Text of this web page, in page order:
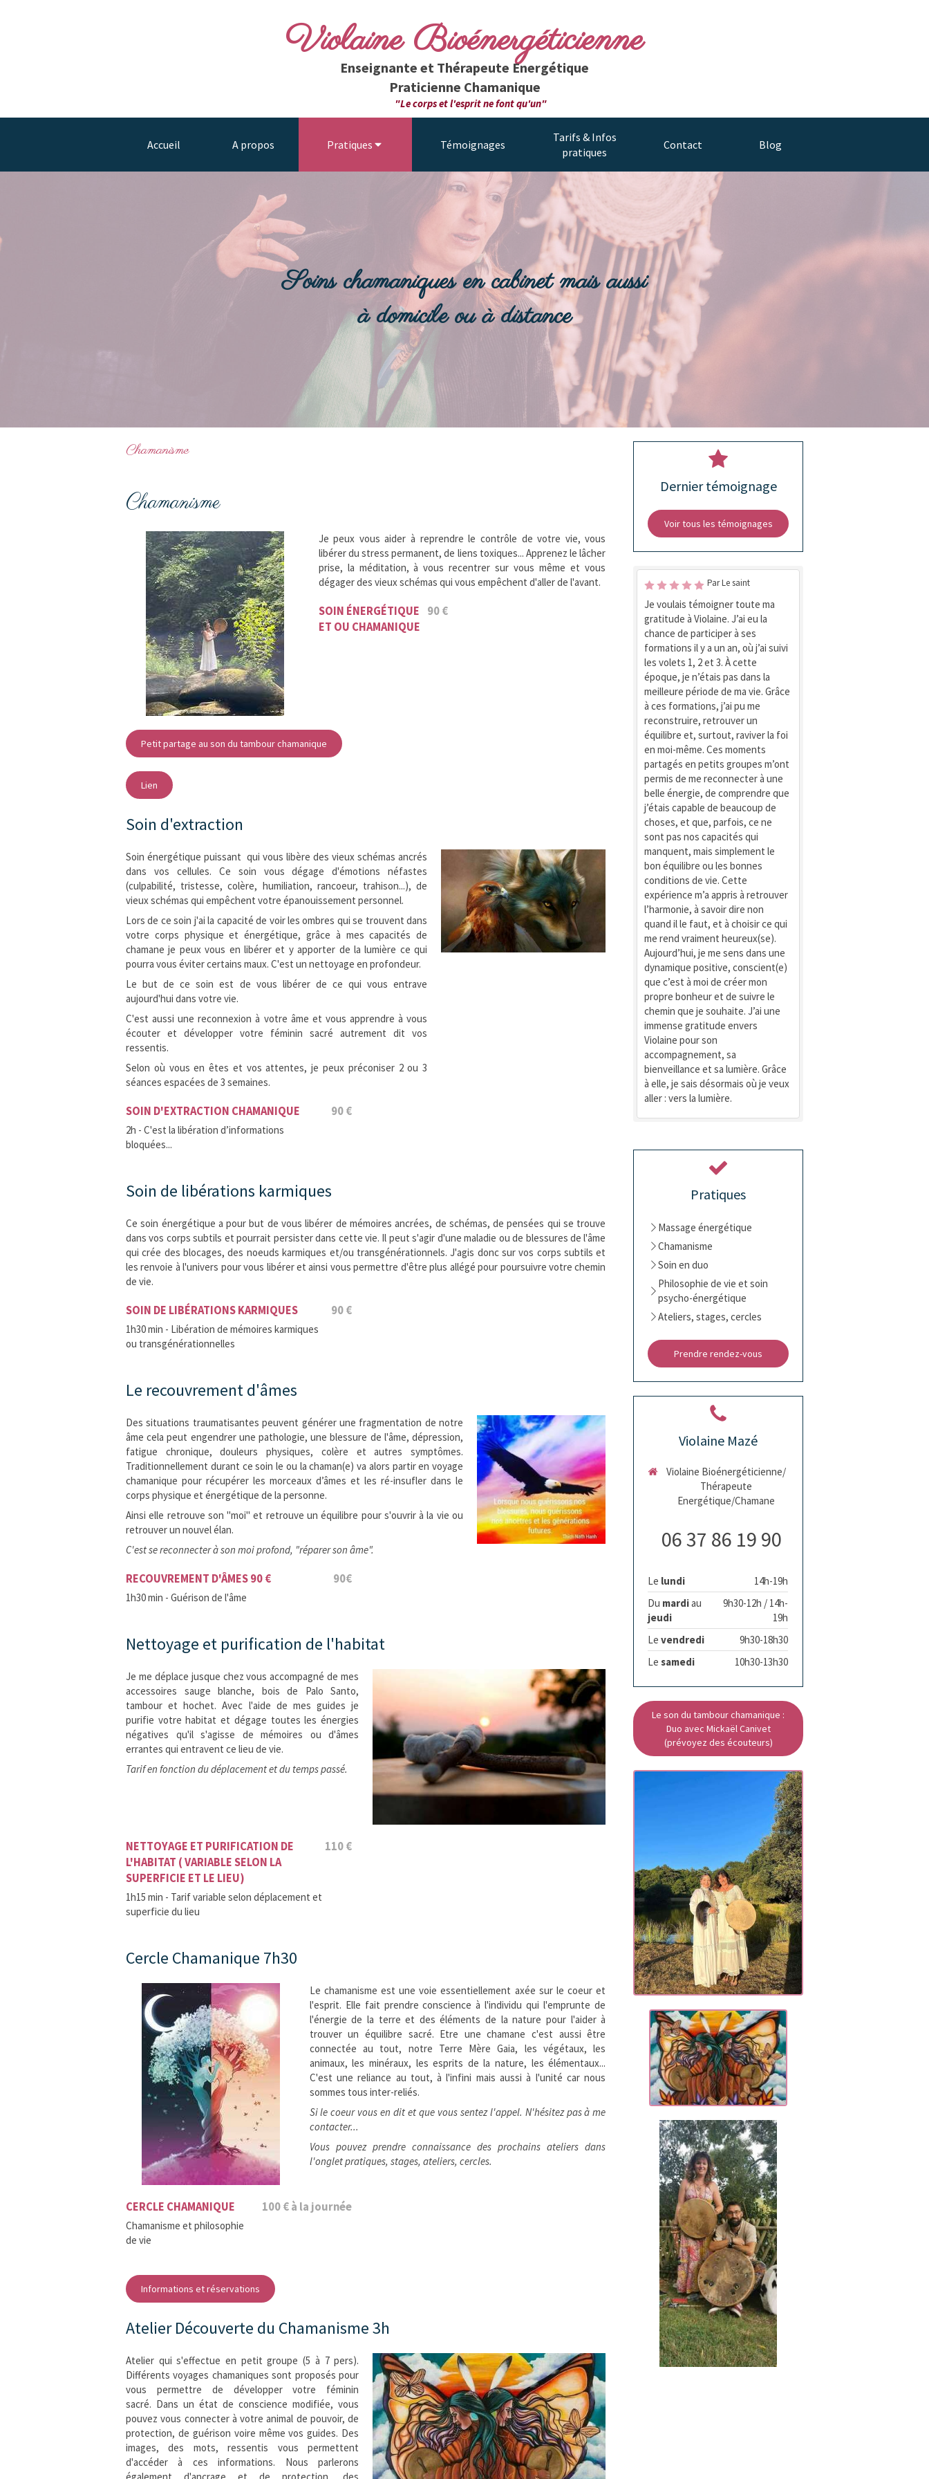
Violaine Bioénergéticienne
Enseignante et Thérapeute Energétique
Praticienne Chamanique
"Le corps et l'esprit ne font qu'un"
Accueil A propos Pratiques Témoignages
Tarifs & Infos
pratiques
Contact Blog
Soins chamaniques en cabinet mais aussi
à domicile ou à distance
Chamanisme
Chamanisme
Je peux vous aider à reprendre le contrôle de votre vie, vous
libérer du stress permanent, de liens toxiques... Apprenez le lâcher
prise, la méditation, à vous recentrer sur vous même et vous
dégager des vieux schémas qui vous empêchent d'aller de l'avant.
90 €
SOIN ÉNERGÉTIQUE
ET OU CHAMANIQUE
Petit partage au son du tambour chamanique
Lien
Soin d'extraction
Soin énergétique puissant qui vous libère des vieux schémas ancrés
dans vos cellules. Ce soin vous dégage d'émotions néfastes
(culpabilité, tristesse, colère, humiliation, rancoeur, trahison...), de
vieux schémas qui empêchent votre épanouissement personnel.
Lors de ce soin j'ai la capacité de voir les ombres qui se trouvent dans
votre corps physique et énergétique, grâce à mes capacités de
chamane je peux vous en libérer et y apporter de la lumière ce qui
pourra vous éviter certains maux. C'est un nettoyage en profondeur.
Le but de ce soin est de vous libérer de ce qui vous entrave
aujourd'hui dans votre vie.
C'est aussi une reconnexion à votre âme et vous apprendre à vous
écouter et développer votre féminin sacré autrement dit vos
ressentis.
Selon où vous en êtes et vos attentes, je peux préconiser 2 ou 3
séances espacées de 3 semaines.
90 €
SOIN D'EXTRACTION CHAMANIQUE
2h - C'est la libération d’informations
bloquées...
Soin de libérations karmiques
Ce soin énergétique a pour but de vous libérer de mémoires ancrées, de schémas, de pensées qui se trouve
dans vos corps subtils et pourrait persister dans cette vie. Il peut s'agir d'une maladie ou de blessures de l'âme
qui crée des blocages, des noeuds karmiques et/ou transgénérationnels. J'agis donc sur vos corps subtils et
les renvoie à l'univers pour vous libérer et ainsi vous permettre d'être plus allégé pour poursuivre votre chemin
de vie.
90 €
SOIN DE LIBÉRATIONS KARMIQUES
1h30 min - Libération de mémoires karmiques
ou transgénérationnelles
Le recouvrement d'âmes
Des situations traumatisantes peuvent générer une fragmentation de notre
âme cela peut engendrer une pathologie, une blessure de l'âme, dépression,
fatigue chronique, douleurs physiques, colère et autres symptômes.
Traditionnellement durant ce soin le ou la chaman(e) va alors partir en voyage
chamanique pour récupérer les morceaux d’âmes et les ré-insufler dans le
corps physique et énergétique de la personne.
Ainsi elle retrouve son "moi" et retrouve un équilibre pour s'ouvrir à la vie ou
retrouver un nouvel élan.
C'est se reconnecter à son moi profond, "réparer son âme".
90€
RECOUVREMENT D'ÂMES 90 €
1h30 min - Guérison de l'âme
Nettoyage et purification de l'habitat
Je me déplace jusque chez vous accompagné de mes
accessoires sauge blanche, bois de Palo Santo,
tambour et hochet. Avec l'aide de mes guides je
purifie votre habitat et dégage toutes les énergies
négatives qu'il s'agisse de mémoires ou d'âmes
errantes qui entravent ce lieu de vie.
Tarif en fonction du déplacement et du temps passé.
110 €
NETTOYAGE ET PURIFICATION DE
L'HABITAT ( VARIABLE SELON LA
SUPERFICIE ET LE LIEU)
1h15 min - Tarif variable selon déplacement et
superficie du lieu
Cercle Chamanique 7h30
Le chamanisme est une voie essentiellement axée sur le coeur et
l'esprit. Elle fait prendre conscience à l'individu qui l'emprunte de
l'énergie de la terre et des éléments de la nature pour l'aider à
trouver un équilibre sacré. Etre une chamane c'est aussi être
connectée au tout, notre Terre Mère Gaia, les végétaux, les
animaux, les minéraux, les esprits de la nature, les élémentaux...
C'est une reliance au tout, à l'infini mais aussi à l'unité car nous
sommes tous inter-reliés.
Si le coeur vous en dit et que vous sentez l'appel. N'hésitez pas à me
contacter...
Vous pouvez prendre connaissance des prochains ateliers dans
l'onglet pratiques, stages, ateliers, cercles.
100 € à la journée
CERCLE CHAMANIQUE
Chamanisme et philosophie
de vie
Informations et réservations
Atelier Découverte du Chamanisme 3h
Atelier qui s'effectue en petit groupe (5 à 7 pers).
Différents voyages chamaniques sont proposés pour
vous permettre de développer votre féminin
sacré. Dans un état de conscience modifiée, vous
pouvez vous connecter à votre animal de pouvoir, de
protection, de guérison voire même vos guides. Des
images, des mots, ressentis vous permettent
d'accéder à ces informations. Nous parlerons
Dernier témoignage
Voir tous les témoignages
Par Le saint
Je voulais témoigner toute ma
gratitude à Violaine. J’ai eu la
chance de participer à ses
formations il y a un an, où j’ai suivi
les volets 1, 2 et 3. À cette
époque, je n’étais pas dans la
meilleure période de ma vie. Grâce
à ces formations, j’ai pu me
reconstruire, retrouver un
équilibre et, surtout, raviver la foi
en moi-même. Ces moments
partagés en petits groupes m’ont
permis de me reconnecter à une
belle énergie, de comprendre que
j’étais capable de beaucoup de
choses, et que, parfois, ce ne
sont pas nos capacités qui
manquent, mais simplement le
bon équilibre ou les bonnes
conditions de vie. Cette
expérience m’a appris à retrouver
l’harmonie, à savoir dire non
quand il le faut, et à choisir ce qui
me rend vraiment heureux(se).
Aujourd’hui, je me sens dans une
dynamique positive, conscient(e)
que c’est à moi de créer mon
propre bonheur et de suivre le
chemin que je souhaite. J’ai une
immense gratitude envers
Violaine pour son
accompagnement, sa
bienveillance et sa lumière. Grâce
à elle, je sais désormais où je veux
aller : vers la lumière.
Pratiques
Massage énergétique
Chamanisme
Soin en duo
Philosophie de vie et soin
psycho-énergétique
Ateliers, stages, cercles
Prendre rendez-vous
Violaine Mazé
Violaine Bioénergéticienne/
Thérapeute
Energétique/Chamane
06 37 86 19 90
Le lundi
14h-19h
Du mardiau
jeudi
9h30-12h / 14h-
19h
Levendredi
9h30-18h30
Lesamedi 10h30-13h30
Le son du tambour chamanique :
Duo avec Mickaël Canivet
(prévoyez des écouteurs)